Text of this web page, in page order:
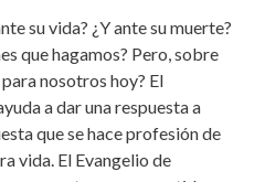
su vida? ¿Y ante su muerte?
que hagamos? Pero, sobre
nosotros hoy? El
a dar una respuesta a
que se hace profesión de
vida. El Evangelio de